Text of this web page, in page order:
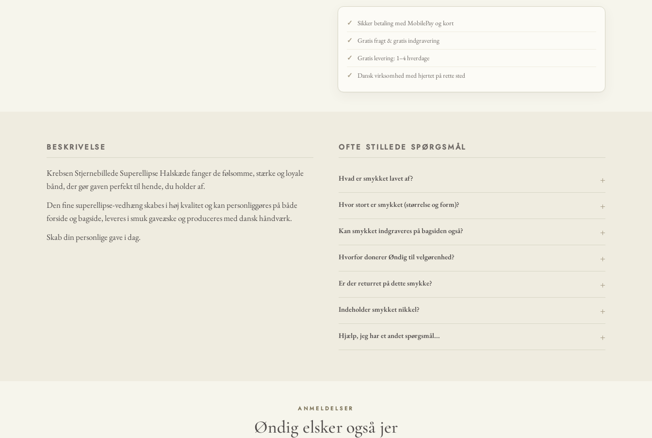
Sikker betaling med MobilePay og kort
Gratis fragt & gratis indgravering
Gratis levering: 1–4 hverdage
Dansk virksomhed med hjertet på rette sted
BESKRIVELSE
Krebsen Stjernebillede Superellipse Halskæde fanger de følsomme, stærke og loyale
bånd, der gør gaven perfekt til hende, du holder af.
Den fine superellipse-vedhæng skabes i høj kvalitet og kan personliggøres på både
forside og bagside, leveres i smuk gaveæske og produceres med dansk håndværk.
Skab din personlige gave i dag.
OFTE STILLEDE SPØRGSMÅL
Hvad er smykket lavet af?
Hvor stort er smykket (størrelse og form)?
Kan smykket indgraveres på bagsiden også?
Hvorfor donerer Øndig til velgørenhed?
Er der returret på dette smykke?
Indeholder smykket nikkel?
Hjælp, jeg har et andet spørgsmål...
ANMELDELSER
Øndig elsker også jer